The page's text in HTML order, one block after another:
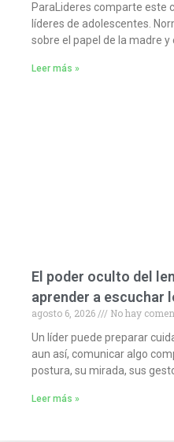
ParaLideres comparte este
líderes de adolescentes.
sobre el papel de la madre y
Leer más »
El poder oculto del
aprender a escuchar
agosto 6, 2026
No hay
Un líder puede preparar
aun así, comunicar algo
postura, su mirada, sus
Leer más »